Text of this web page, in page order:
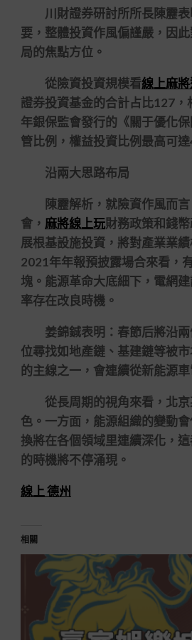
川財證券研討所所長陳靂表
要，整體投資作風偏謹嚴，因
局的焦點方位。
從險資投資規模看線上麻
證券投資基金的合計占比127，
年銀保監會發行的《關于優化
管比例，權益投資比例最高可
沿兩大思路布局
陳靂解析，就險資作風而言
會， 麻將線上玩財務政策和錢
展根基設施投資，將對產業業
2021年年報預披露場合來看，
塊。能源革命大底細下，電網
率存在改良時機。
姜錦鋮表明：春節后將沿兩
位尋找如地產鏈、基建鏈等被
的主線之一，會連續從新能源
從長周期的視角來看，北京
色。一方面，能源組織的變動
換將在各個領域里連續深化，
的時機將不停涌現。
線上 德州
相關